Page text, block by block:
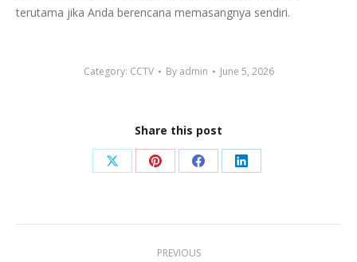
terutama jika Anda berencana memasangnya sendiri.
Category: CCTV By admin June 5, 2026
Share this post
Share
X
Share
Pinterest
Share
Facebook
Share
LinkedIn
PREVIOUS